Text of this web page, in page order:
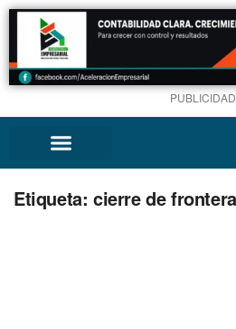
PUBLICIDAD
Etiqueta: cierre de